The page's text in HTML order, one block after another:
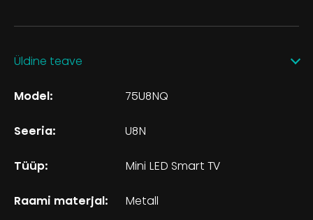
Üldine teave
Model: 75U8NQ
Seeria: U8N
Tüüp: Mini LED Smart TV
Raami materjal: Metall